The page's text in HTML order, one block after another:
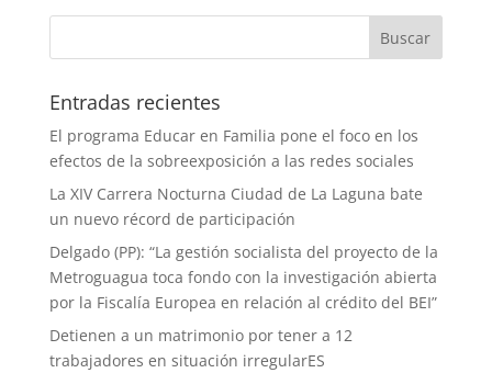
Entradas recientes
El programa Educar en Familia pone el foco en los
efectos de la sobreexposición a las redes sociales
La XIV Carrera Nocturna Ciudad de La Laguna bate
un nuevo récord de participación
Delgado (PP): “La gestión socialista del proyecto de la
Metroguagua toca fondo con la investigación abierta
por la Fiscalía Europea en relación al crédito del BEI”
Detienen a un matrimonio por tener a 12
trabajadores en situación irregularES